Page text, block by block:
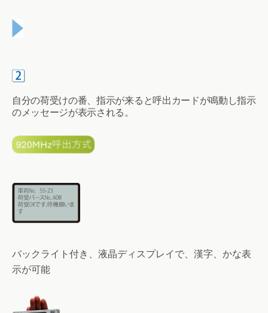
自分の荷受けの番、指示が来ると呼出カードが鳴動し指示
のメッセージが表示される。
バックライト付き、液晶ディスプレイで、漢字、かな表
示が可能